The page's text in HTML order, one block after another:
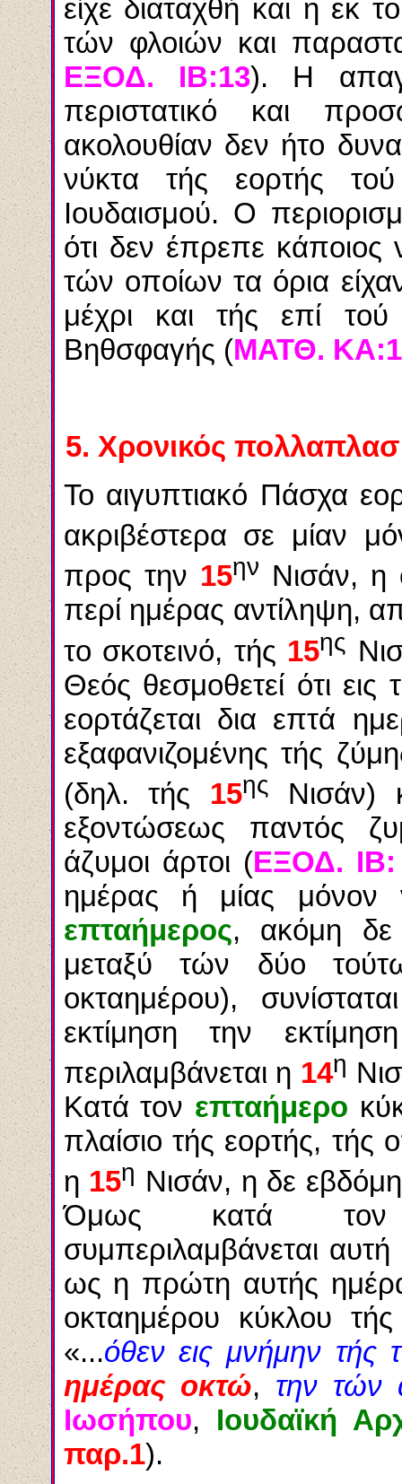
είχε διαταχθή και η εκ
τών φλοιών και
ΕΞΟΔ. ΙΒ:13). Η
περιστατικό και
ακολουθίαν δεν ήτο
νύκτα τής εορτής
Ιουδαισμού. Ο
ότι δεν έπρεπε κάποιος
τών οποίων τα όρια
μέχρι και τής επί
Βηθσφαγής (ΜΑΤΘ. ΚΑ:1
5. Χρονικός
Το αιγυπτιακό Πάσχα
ακριβέστερα σε μίαν
προς την 15ην Νισάν, η
περί ημέρας αντίληψη,
το σκοτεινό, τής 15ης
Θεός θεσμοθετεί ότι
εορτάζεται δια επτά
εξαφανιζομένης τής
(δηλ. τής 15ης
Νισάν)
εξοντώσεως παντός
άζυμοι άρτοι (ΕΞΟΔ. ΙΒ:
ημέρας ή μίας μόνον
επταήμερος, ακόμη
μεταξύ τών δύο
οκταημέρου),
εκτίμηση την
περιλαμβάνεται η 14η
Κατά τον επταήμερο
πλαίσιο τής εορτής, τής
η 15η Νισάν, η δε
Όμως κατά
συμπεριλαμβάνεται αυτή
ως η πρώτη αυτής
οκταημέρου κύκλου
«...όθεν εις μνήμην τής
ημέρας οκτώ, την τών
Ιωσήπου, Ιουδαϊκή
παρ.1).